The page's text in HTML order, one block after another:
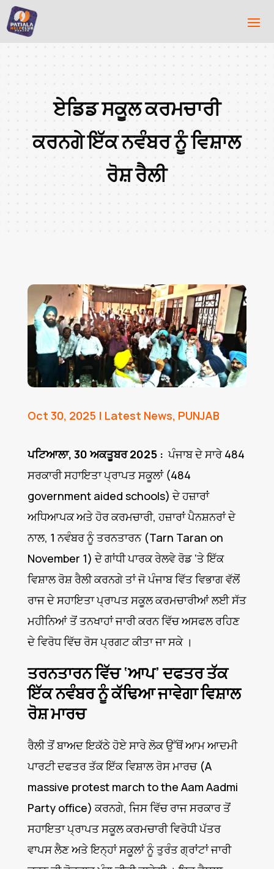
ਏਡਿਡ ਸਕੂਲ ਕਰਮਚਾਰੀ
ਕਰਨਗੇ ਇੱਕ ਨਵੰਬਰ ਨੂੰ ਵਿਸ਼ਾਲ
ਰੋਸ਼ ਰੈਲੀ
Oct 30, 2025 | Latest News, PUNJAB
ਪਟਿਆਲਾ, 30 ਅਕਤੂਬਰ 2025 : ਪੰਜਾਬ ਦੇ ਸਾਰੇ 484
ਸਰਕਾਰੀ ਸਹਾਇਤਾ ਪ੍ਰਾਪਤ ਸਕੂਲਾਂ (484
government aided schools) ਦੇ ਹਜ਼ਾਰਾਂ
ਅਧਿਆਪਕ ਅਤੇ ਹੋਰ ਕਰਮਚਾਰੀ, ਹਜ਼ਾਰਾਂ ਪੈਨਸ਼ਨਰਾਂ ਦੇ
ਨਾਲ, 1 ਨਵੰਬਰ ਨੂੰ ਤਰਨਤਾਰਨ (Tarn Taran on
November 1) ਦੇ ਗਾਂਧੀ ਪਾਰਕ ਰੇਲਵੇ ਰੋਡ ‘ਤੇ ਇੱਕ
ਵਿਸ਼ਾਲ ਰੋਸ਼ ਰੈਲੀ ਕਰਨਗੇ ਤਾਂ ਜੋ ਪੰਜਾਬ ਵਿੱਤ ਵਿਭਾਗ ਵੱਲੋਂ
ਰਾਜ ਦੇ ਸਹਾਇਤਾ ਪ੍ਰਾਪਤ ਸਕੂਲ ਕਰਮਚਾਰੀਆਂ ਲਈ ਸੱਤ
ਮਹੀਨਿਆਂ ਤੋਂ ਤਨਖਾਹਾਂ ਜਾਰੀ ਕਰਨ ਵਿੱਚ ਅਸਫਲ ਰਹਿਣ
ਦੇ ਵਿਰੋਧ ਵਿੱਚ ਰੋਸ ਪ੍ਰਗਟ ਕੀਤਾ ਜਾ ਸਕੇ ।
ਤਰਨਤਾਰਨ ਵਿੱਚ ‘ਆਪ’ ਦਫਤਰ ਤੱਕ
ਇੱਕ ਨਵੰਬਰ ਨੂੰ ਕੱਢਿਆ ਜਾਵੇਗਾ ਵਿਸ਼ਾਲ
ਰੋਸ਼ ਮਾਰਚ
ਰੈਲੀ ਤੋਂ ਬਾਅਦ ਇਕੱਠੇ ਹੋਏ ਸਾਰੇ ਲੋਕ ਉੱਥੋਂ ਆਮ ਆਦਮੀ
ਪਾਰਟੀ ਦਫਤਰ ਤੱਕ ਇੱਕ ਵਿਸ਼ਾਲ ਰੋਸ ਮਾਰਚ (A
massive protest march to the Aam Aadmi
Party office) ਕਰਨਗੇ, ਜਿਸ ਵਿੱਚ ਰਾਜ ਸਰਕਾਰ ਤੋਂ
ਸਹਾਇਤਾ ਪ੍ਰਾਪਤ ਸਕੂਲ ਕਰਮਚਾਰੀ ਵਿਰੋਧੀ ਪੱਤਰ
ਵਾਪਸ ਲੈਣ ਅਤੇ ਇਨ੍ਹਾਂ ਸਕੂਲਾਂ ਨੂੰ ਤੁਰੰਤ ਗ੍ਰਾਂਟਾਂ ਜਾਰੀ